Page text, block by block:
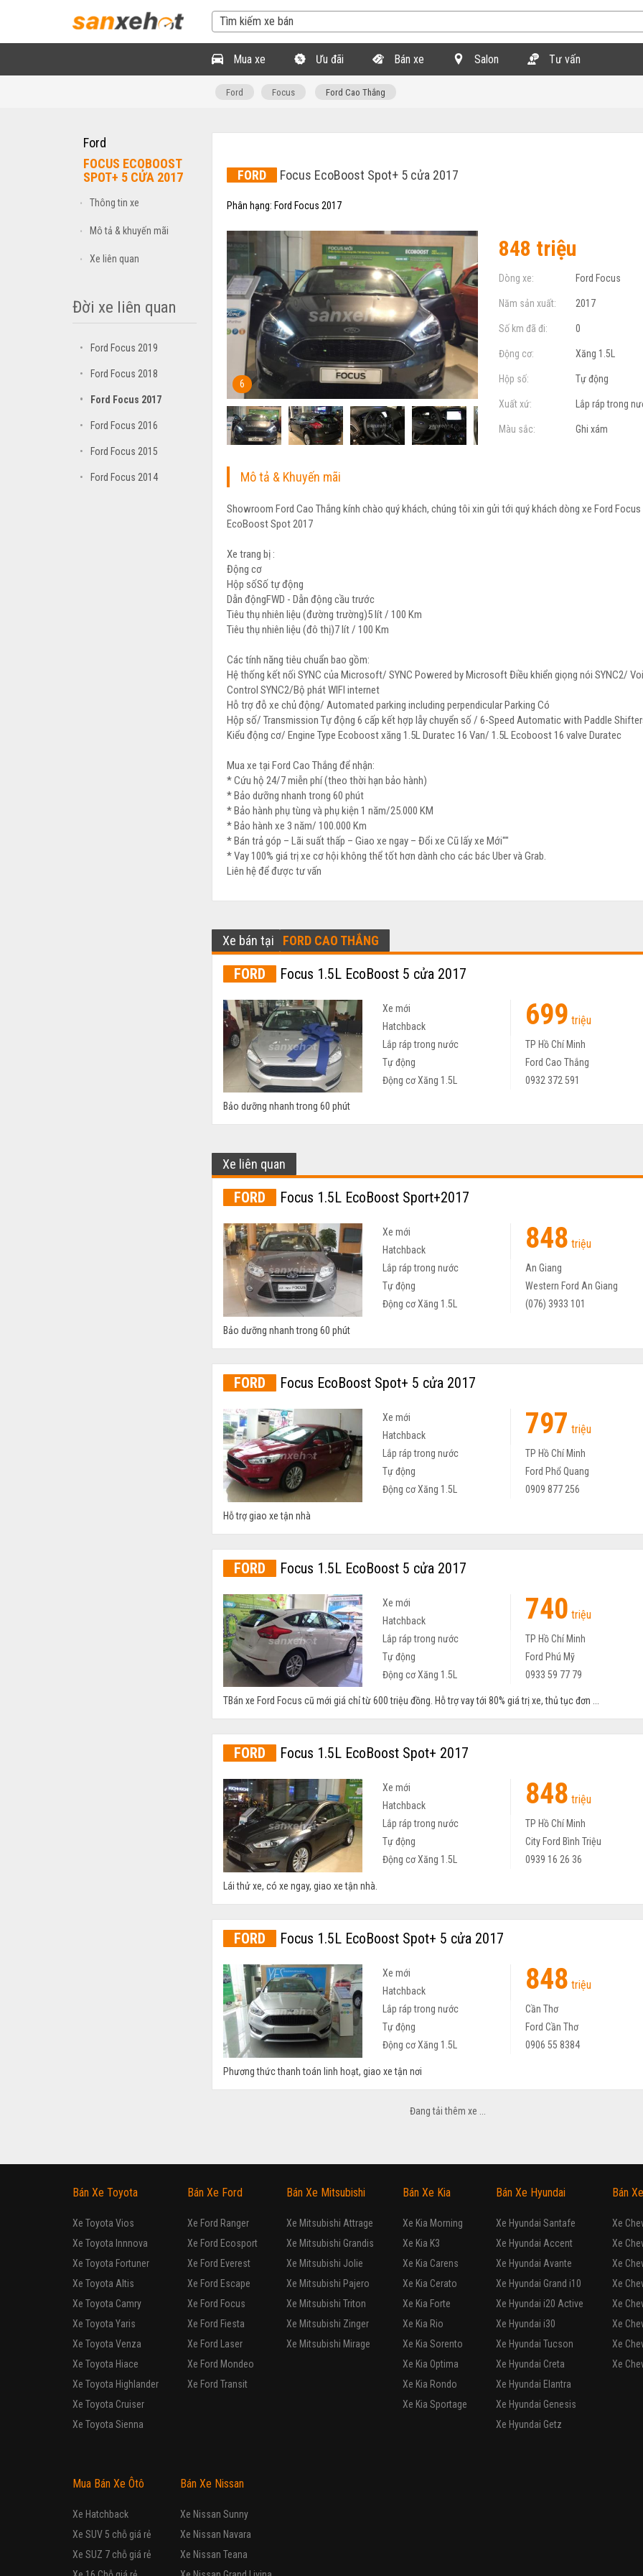
Mua xe Ưu đãi Bán xe Salon Tư vấn
Ford Focus Ford Cao Thắng
Ford
FOCUS ECOBOOST
SPOT+ 5 CỬA 2017
• Thông tin xe
• Mô tả & khuyến mãi
• Xe liên quan
Đời xe liên quan
• Ford Focus 2019
• Ford Focus 2018
• Ford Focus 2017
• Ford Focus 2016
• Ford Focus 2015
• Ford Focus 2014
FORD Focus EcoBoost Spot+ 5 cửa 2017
Phân hạng: Ford Focus 2017
6
848 triệu
Dòng xe: Ford Focus
Năm sản xuất: 2017
Số km đã đi: 0
Động cơ: Xăng 1.5L
Hộp số: Tự động
Xuất xứ: Lắp ráp trong
Màu sắc: Ghi xám
Mô tả & Khuyến mãi
Showroom Ford Cao Thắng kính chào quý khách, chúng tôi xin gửi tới quý khách dòng xe Ford Focus
EcoBoost Spot 2017
Xe trang bị :
Động cơ
Hộp sốSố tự động
Dẫn độngFWD - Dẫn động cầu trước
Tiêu thụ nhiên liệu (đường trường)5 lít / 100 Km
Tiêu thụ nhiên liệu (đô thị)7 lít / 100 Km
Các tính năng tiêu chuẩn bao gồm:
Hệ thống kết nối SYNC của Microsoft/ SYNC Powered by Microsoft Điều khiển giọng nói SYNC2/
Control SYNC2/Bộ phát WIFI internet
Hỗ trợ đỗ xe chủ động/ Automated parking including perpendicular Parking Có
Hộp số/ Transmission Tự động 6 cấp kết hợp lẫy chuyển số / 6-Speed Automatic with Paddle
Kiểu động cơ/ Engine Type Ecoboost xăng 1.5L Duratec 16 Van/ 1.5L Ecoboost 16 valve Duratec
Mua xe tại Ford Cao Thắng để nhận:
* Cứu hộ 24/7 miễn phí (theo thời hạn bảo hành)
* Bảo dưỡng nhanh trong 60 phút
* Bảo hành phụ tùng và phụ kiện 1 năm/25.000 KM
* Bảo hành xe 3 năm/ 100.000 Km
* Bán trả góp – Lãi suất thấp – Giao xe ngay – Đổi xe Cũ lấy xe Mới""
* Vay 100% giá trị xe cơ hội không thể tốt hơn dành cho các bác Uber và Grab.
Liên hệ để được tư vấn
Xe bán tại FORD CAO THẮNG
FORD Focus 1.5L EcoBoost 5 cửa 2017
Xe mới 699 triệu
Hatchback
Lắp ráp trong nước
TP Hồ Chí Minh
Tự động
Ford Cao Thắng
Động cơ Xăng 1.5L
0932 372 591
Bảo dưỡng nhanh trong 60 phút
Xe liên quan
FORD Focus 1.5L EcoBoost Sport+2017
Xe mới 848 triệu
Hatchback
Lắp ráp trong nước
An Giang
Tự động
Western Ford An Giang
Động cơ Xăng 1.5L
(076) 3933 101
Bảo dưỡng nhanh trong 60 phút
FORD Focus EcoBoost Spot+ 5 cửa 2017
Xe mới 797 triệu
Hatchback
Lắp ráp trong nước
TP Hồ Chí Minh
Tự động
Ford Phổ Quang
Động cơ Xăng 1.5L
0909 877 256
Hỗ trợ giao xe tận nhà
FORD Focus 1.5L EcoBoost 5 cửa 2017
Xe mới 740 triệu
Hatchback
Lắp ráp trong nước
TP Hồ Chí Minh
Tự động
Ford Phú Mỹ
Động cơ Xăng 1.5L
0933 59 77 79
TBán xe Ford Focus cũ mới giá chỉ từ 600 triệu đồng. Hỗ trợ vay tới 80% giá trị xe, thủ tục đơn ...
FORD Focus 1.5L EcoBoost Spot+ 2017
Xe mới 848 triệu
Hatchback
Lắp ráp trong nước
TP Hồ Chí Minh
Tự động
City Ford Bình Triệu
Động cơ Xăng 1.5L
0939 16 26 36
Lái thử xe, có xe ngay, giao xe tận nhà.
FORD Focus 1.5L EcoBoost Spot+ 5 cửa 2017
Xe mới 848 triệu
Hatchback
Lắp ráp trong nước
Cần Thơ
Tự động
Ford Cần Thơ
Động cơ Xăng 1.5L
0906 55 8384
Phương thức thanh toán linh hoạt, giao xe tận nơi
699
Lắp ráp trong nước
TP Hồ Chí Minh
Động cơ Xăng 1.5L
0932 372 591
FORD Focus 1.5L EcoBoost 5 cửa 2017
Xe mới 699 triệu
Hatchback
FORD
Xe mới
Hatchback
Lắp ráp trong nước